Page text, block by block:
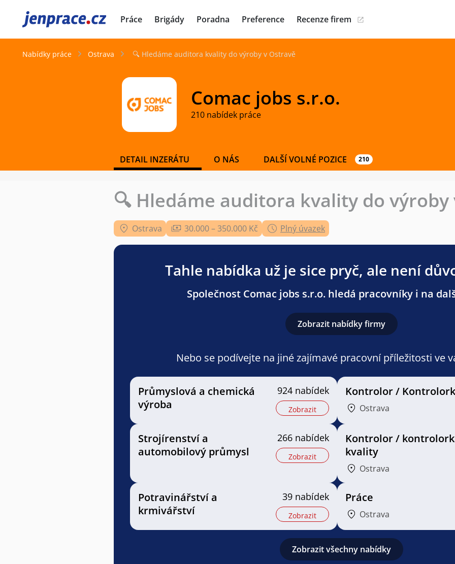
JenPráce.cz Práce Brigády Poradna Preference Recenze firem
Nabídky práce Ostrava 🔍 Hledáme auditora kvality do výroby v Ostravě
Comac jobs s.r.o.
210 nabídek práce
DETAIL INZERÁTU O NÁS DALŠÍ VOLNÉ POZICE 210
🔍 Hledáme auditora kvality do výroby
Ostrava 30.000 – 350.000 Kč Plný úvazek
Tahle nabídka už je sice pryč, ale není
Společnost Comac jobs s.r.o. hledá pracovníky i na
Zobrazit nabídky firmy
Nebo se podívejte na jiné zajímavé pracovní příležitosti ve
Průmyslová a chemická
výroba
924 nabídek
Zobrazit
Kontrolor /
Ostrava
Strojírenství a
automobilový průmysl
266 nabídek
Zobrazit
Kontrolor /
kvality
Ostrava
Potravinářství a
krmivářství
39 nabídek
Zobrazit
Práce
Ostrava
Zobrazit všechny nabídky